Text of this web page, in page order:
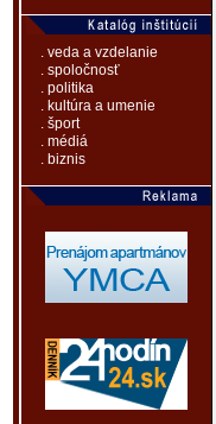
. veda a vzdelanie
. spoločnosť
. politika
. kultúra a umenie
. šport
. médiá
. biznis